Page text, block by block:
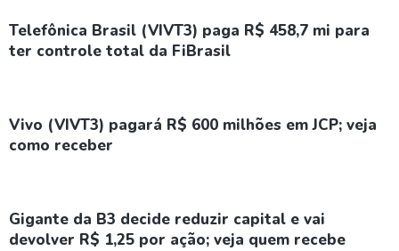
Telefônica Brasil (VIVT3) paga R$ 458,7 mi para
ter controle total da FiBrasil
Vivo (VIVT3) pagará R$ 600 milhões em JCP; veja
como receber
Gigante da B3 decide reduzir capital e vai
devolver R$ 1,25 por ação; veja quem recebe